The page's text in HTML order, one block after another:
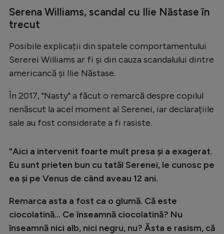
Serena Williams, scandal cu Ilie Năstase în
trecut
Posibile explicații din spatele comportamentului
Sererei Williams ar fi și din cauza scandalului dintre
americancă și Ilie Năstase.
În 2017, "Nasty" a făcut o remarcă despre copilul
nenăscut la acel moment al Serenei, iar declarațiile
sale au fost considerate a fi rasiste.
"Aici a intervenit foarte mult presa şi a exagerat.
Eu sunt prieten bun cu tatăl Serenei, le cunosc pe
ea şi pe Venus de când aveau 12 ani.
Remarca asta a fost ca o glumă. Că este
ciocolatină… Ce înseamnă ciocolatină? Nu
înseamnă nici alb, nici negru, nu? Ăsta e rasism, că